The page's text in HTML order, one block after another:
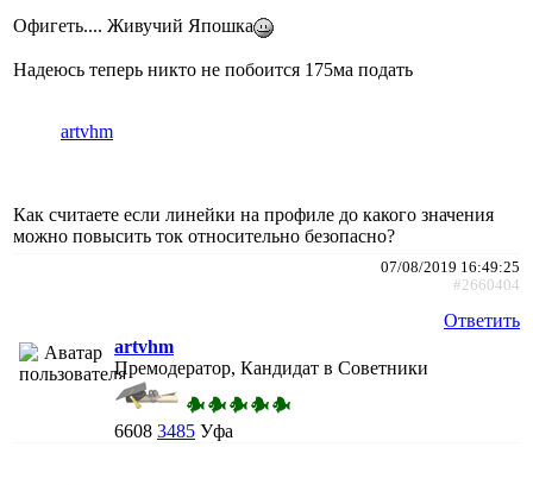
Офигеть.... Живучий Япошка
Надеюсь теперь никто не побоится 175ма подать
artvhm
Как считаете если линейки на профиле до какого значения
можно повысить ток относительно безопасно?
07/08/2019 16:49:25
#2660404
Ответить
artvhm
Премодератор, Кандидат в Советники
6608 3485 Уфа